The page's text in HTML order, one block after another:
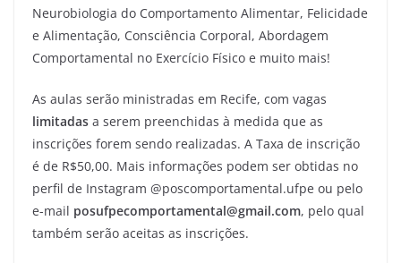
Neurobiologia do Comportamento Alimentar, Felicidade
e Alimentação, Consciência Corporal, Abordagem
Comportamental no Exercício Físico e muito mais!
As aulas serão ministradas em Recife, com vagas
limitadas a serem preenchidas à medida que as
inscrições forem sendo realizadas. A Taxa de inscrição
é de R$50,00. Mais informações podem ser obtidas no
perfil de Instagram @poscomportamental.ufpe ou pelo
e-mail posufpecomportamental@gmail.com, pelo qual
também serão aceitas as inscrições.